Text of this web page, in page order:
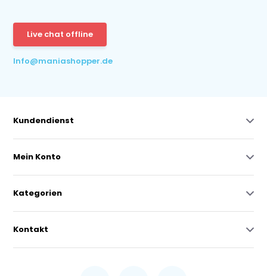
Live chat offline
Info@maniashopper.de
Kundendienst
Mein Konto
Kategorien
Kontakt